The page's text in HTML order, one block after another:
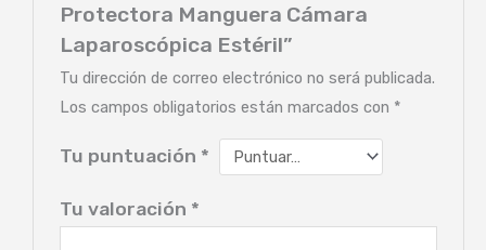
Protectora Manguera Cámara
Laparoscópica Estéril”
Tu dirección de correo electrónico no será publicada.
Los campos obligatorios están marcados con *
Tu puntuación *
Tu valoración *